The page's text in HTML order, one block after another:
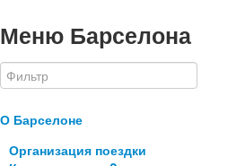
Меню Барселона
О Барселоне
Организация поездки